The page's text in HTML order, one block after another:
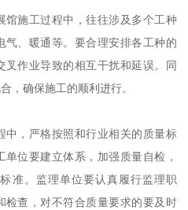
馆施工过程中，往往涉及多个工种
气、暖通等。要合理安排各工种的
作业导致的相互干扰和延误。同
，确保施工的顺利进行。
中，严格按照和行业相关的质量标
位要建立体系，加强质量自检，
准。监理单位要认真履行监理职
检查，对不符合质量要求的要及时